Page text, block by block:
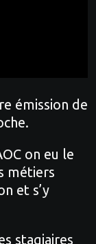
émission de
on eu le
métiers
et s’y
stagiaires